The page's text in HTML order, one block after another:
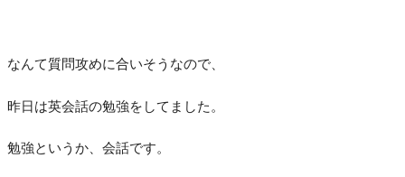
なんて質問攻めに合いそうなので、
昨日は英会話の勉強をしてました。
勉強というか、会話です。